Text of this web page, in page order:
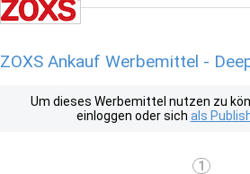
ZOXS Ankauf Werbemittel -
Um dieses Werbemittel nutzen zu
einloggen oder sich als
1